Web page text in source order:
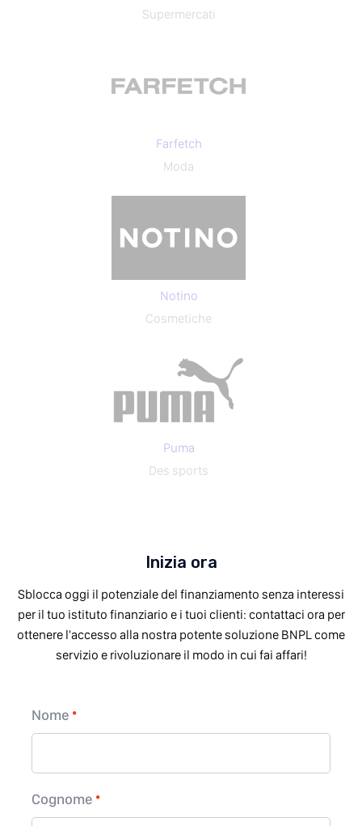
Supermercati
Farfetch
Moda
Notino
Cosmetiche
Puma
Des sports
Inizia ora
Sblocca oggi il potenziale del finanziamento senza interessi
per il tuo istituto finanziario e i tuoi clienti: contattaci ora per
ottenere l'accesso alla nostra potente soluzione BNPL come
servizio e rivoluzionare il modo in cui fai affari!
Nome
Cognome